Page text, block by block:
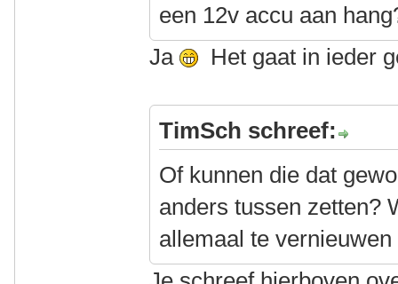
een 12v accu aan
Ja
Het gaat in ieder
TimSch schreef:
Of kunnen die dat
anders tussen zetten?
allemaal te